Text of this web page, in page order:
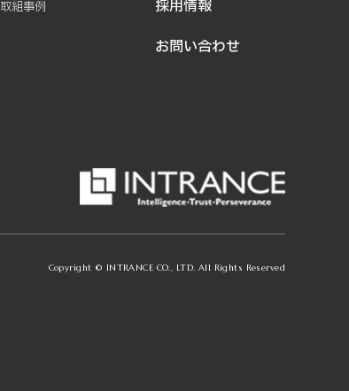
取組事例
採用情報
お問い合わせ
Copyright © INTRANCE CO., LTD. All Rights Reserved